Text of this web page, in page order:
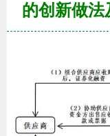
的创新做法